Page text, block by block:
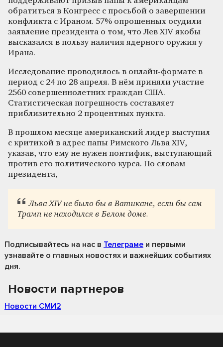
обратиться в Конгресс с просьбой о завершении
конфликта с Ираном. 57% опрошенных осудили
заявление президента о том, что Лев XIV якобы
высказался в пользу наличия ядерного оружия у
Ирана.
Исследование проводилось в онлайн-формате в
период с 24 по 28 апреля. В нём приняли участие
2560 совершеннолетних граждан США.
Статистическая погрешность составляет
приблизительно 2 процентных пункта.
В прошлом месяце американский лидер выступил
с критикой в адрес папы Римского Льва XIV,
указав, что ему не нужен понтифик, выступающий
против его политического курса. По словам
президента,
Льва XIV не было бы в Ватикане, если бы сам
Трамп не находился в Белом доме.
Подписывайтесь на нас в Телеграме и первыми
узнавайте о главных новостях и важнейших событиях
дня.
Новости партнеров
Новости СМИ2